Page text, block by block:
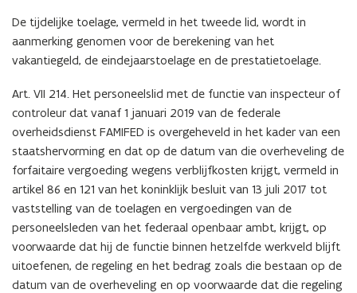
De tijdelijke toelage, vermeld in het tweede lid, wordt in
aanmerking genomen voor de berekening van het
vakantiegeld, de eindejaarstoelage en de prestatietoelage.
Art. VII 214. Het personeelslid met de functie van inspecteur of
controleur dat vanaf 1 januari 2019 van de federale
overheidsdienst FAMIFED is overgeheveld in het kader van een
staatshervorming en dat op de datum van die overheveling de
forfaitaire vergoeding wegens verblijfkosten krijgt, vermeld in
artikel 86 en 121 van het koninklijk besluit van 13 juli 2017 tot
vaststelling van de toelagen en vergoedingen van de
personeelsleden van het federaal openbaar ambt, krijgt, op
voorwaarde dat hij de functie binnen hetzelfde werkveld blijft
uitoefenen, de regeling en het bedrag zoals die bestaan op de
datum van de overheveling en op voorwaarde dat die regeling